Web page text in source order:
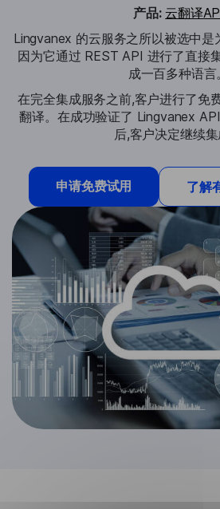
产品: 云翻译
Lingvanex 的云服务之所以被选中是
因为它通过 REST API 进行了直接
成一百多种语言
在完全集成服务之前,客户进行了免
翻译。在成功验证了 Lingvanex
后,客户决定继续集
申请免费试用 了解